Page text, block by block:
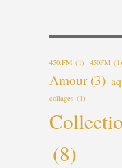
450.FM (1) 450FM (1)
Amour (3)
collages (1)
(8)